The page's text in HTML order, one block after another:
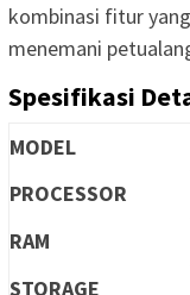
kombinasi fitur
menemani
Spesifikasi
MODEL
PROCESSOR
RAM
STORAGE